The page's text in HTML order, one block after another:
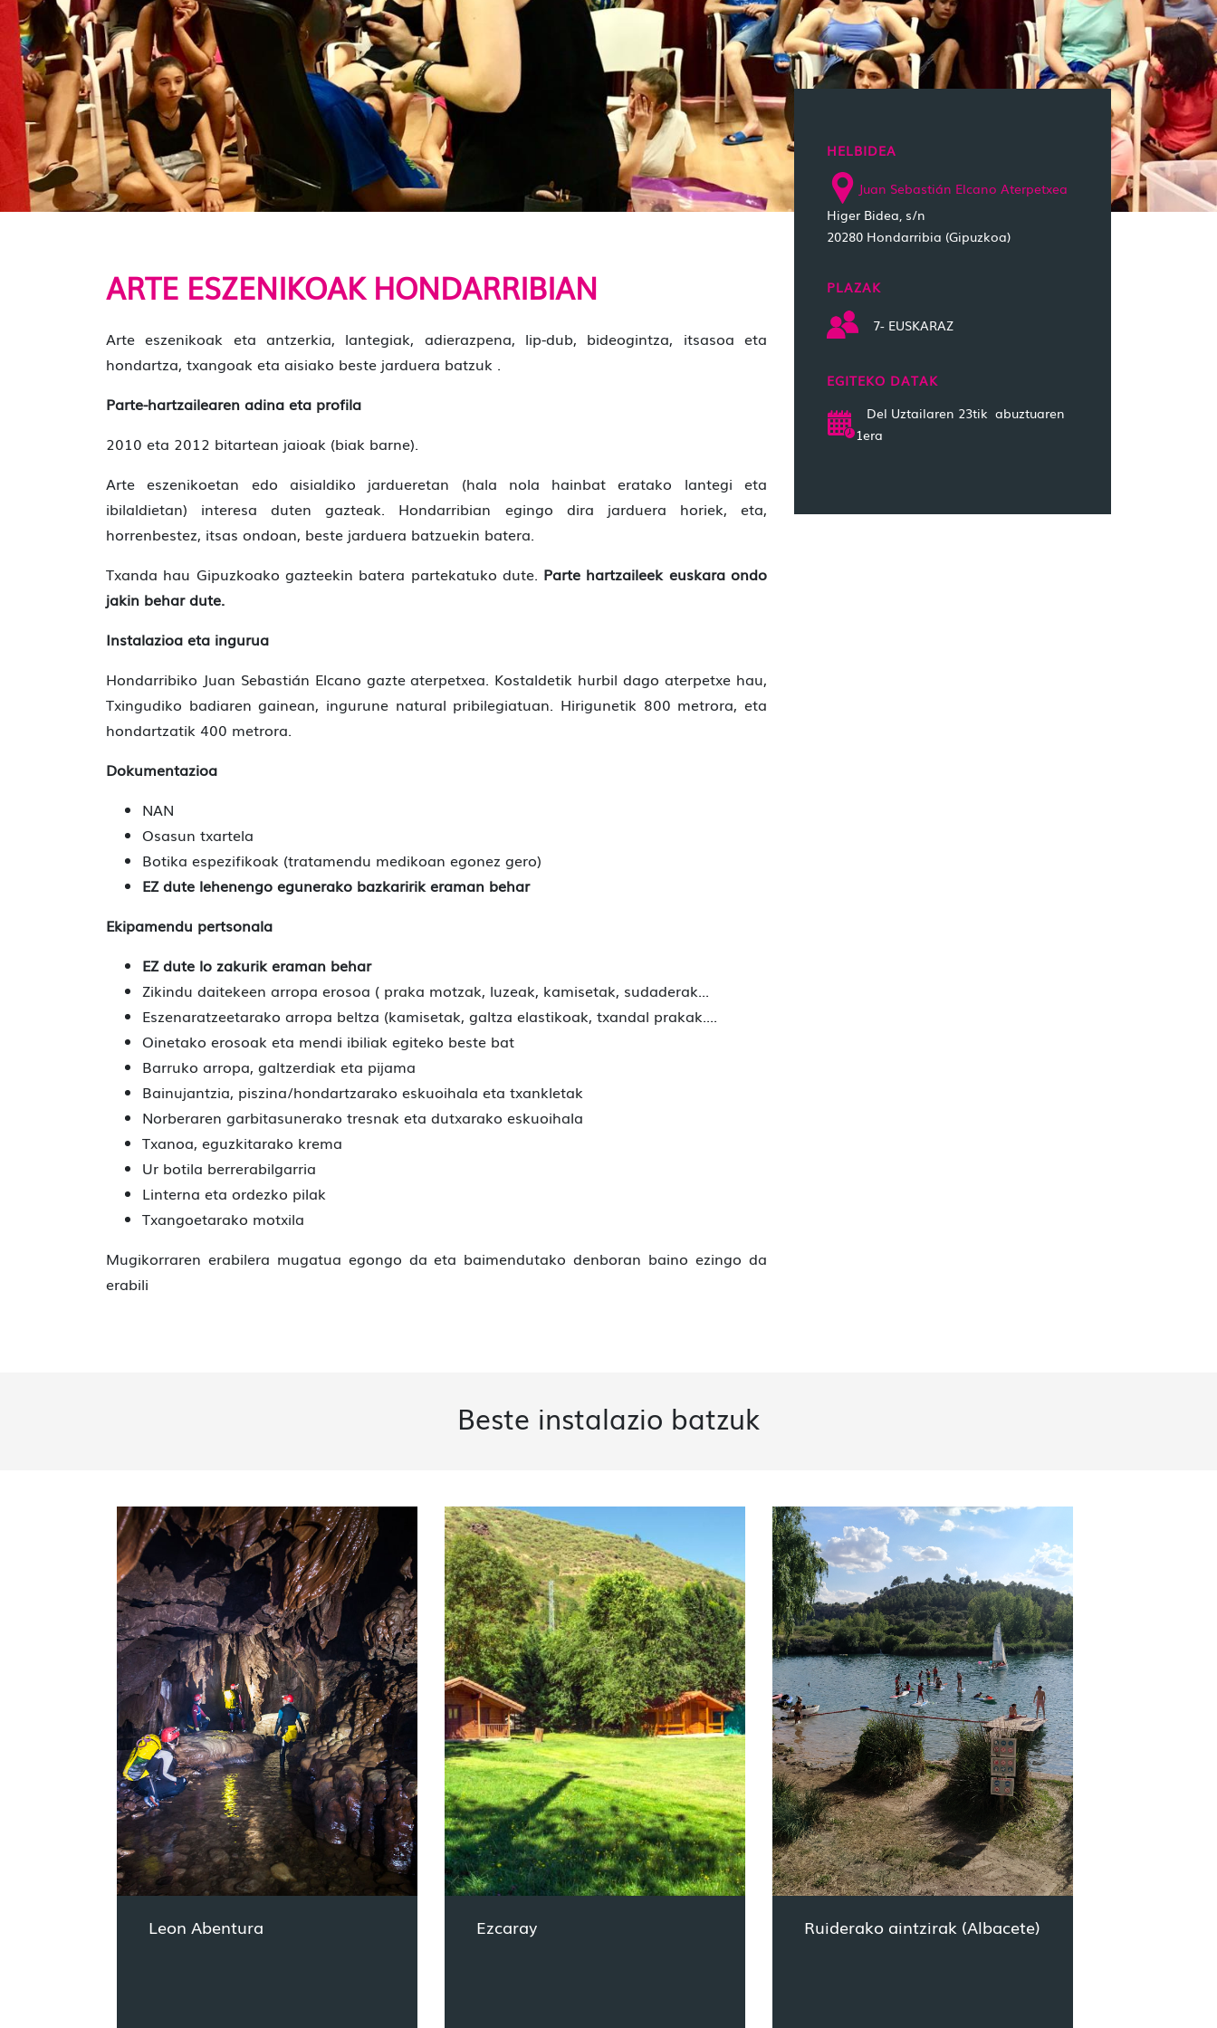
ARTE ESZENIKOAK HONDARRIBIAN
Arte eszenikoak eta antzerkia, lantegiak, adierazpena, lip-dub, bideogintza, itsasoa eta
hondartza, txangoak eta aisiako beste jarduera batzuk .
Parte-hartzailearen adina eta profila
2010 eta 2012 bitartean jaioak (biak barne).
Arte eszenikoetan edo aisialdiko jardueretan (hala nola hainbat eratako lantegi eta
ibilaldietan) interesa duten gazteak. Hondarribian egingo dira jarduera horiek, eta,
horrenbestez, itsas ondoan, beste jarduera batzuekin batera.
Txanda hau Gipuzkoako gazteekin batera partekatuko dute. Parte hartzaileek euskara ondo
jakin behar dute.
Instalazioa eta ingurua
Hondarribiko Juan Sebastián Elcano gazte aterpetxea. Kostaldetik hurbil dago aterpetxe hau,
Txingudiko badiaren gainean, ingurune natural pribilegiatuan. Hirigunetik 800 metrora, eta
hondartzatik 400 metrora.
Dokumentazioa
NAN
Osasun txartela
Botika espezifikoak (tratamendu medikoan egonez gero)
EZ dute lehenengo egunerako bazkaririk eraman behar
Ekipamendu pertsonala
EZ dute lo zakurik eraman behar
Zikindu daitekeen arropa erosoa ( praka motzak, luzeak, kamisetak, sudaderak...
Eszenaratzeetarako arropa beltza (kamisetak, galtza elastikoak, txandal prakak....
Oinetako erosoak eta mendi ibiliak egiteko beste bat
Barruko arropa, galtzerdiak eta pijama
Bainujantzia, piszina/hondartzarako eskuoihala eta txankletak
Norberaren garbitasunerako tresnak eta dutxarako eskuoihala
Txanoa, eguzkitarako krema
Ur botila berrerabilgarria
Linterna eta ordezko pilak
Txangoetarako motxila
Mugikorraren erabilera mugatua egongo da eta baimendutako denboran baino ezingo da
erabili
HELBIDEA
Juan Sebastián Elcano Aterpetxea
Higer Bidea, s/n
20280 Hondarribia (Gipuzkoa)
PLAZAK
7- EUSKARAZ
EGITEKO DATAK
Del Uztailaren 23tik abuztuaren
1era
Beste instalazio batzuk
Leon Abentura Ezcaray Ruiderako aintzirak (Albacete)